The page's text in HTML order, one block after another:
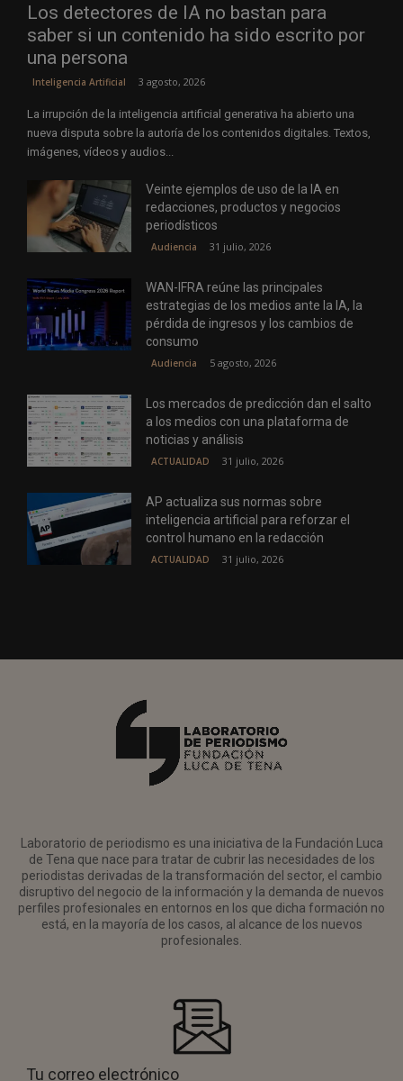
Los detectores de IA no bastan para
saber si un contenido ha sido escrito por
una persona
Inteligencia Artificial 3 agosto, 2026
La irrupción de la inteligencia artificial generativa ha abierto una
nueva disputa sobre la autoría de los contenidos digitales. Textos,
imágenes, vídeos y audios...
Veinte ejemplos de uso de la IA en
redacciones, productos y negocios
periodísticos
Audiencia 31 julio, 2026
WAN-IFRA reúne las principales
estrategias de los medios ante la IA, la
pérdida de ingresos y los cambios de
consumo
Audiencia 5 agosto, 2026
Los mercados de predicción dan el salto
a los medios con una plataforma de
noticias y análisis
ACTUALIDAD 31 julio, 2026
AP actualiza sus normas sobre
inteligencia artificial para reforzar el
control humano en la redacción
ACTUALIDAD 31 julio, 2026
Laboratorio de periodismo es una iniciativa de la Fundación Luca
de Tena que nace para tratar de cubrir las necesidades de los
periodistas derivadas de la transformación del sector, el cambio
disruptivo del negocio de la información y la demanda de nuevos
perfiles profesionales en entornos en los que dicha formación no
está, en la mayoría de los casos, al alcance de los nuevos
profesionales.